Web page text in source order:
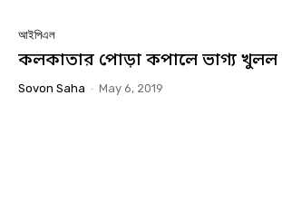
আইপিএল
কলকাতার পোড়া কপালে ভাগ্য খুলল
Sovon Saha - May 6, 2019